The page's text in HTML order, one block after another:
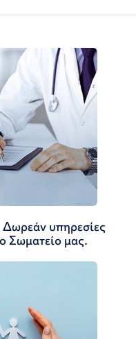
Δωρεάν υπηρεσίες
Σωματείο μας.